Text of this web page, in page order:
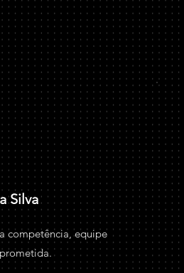
Silva
competência, equipe